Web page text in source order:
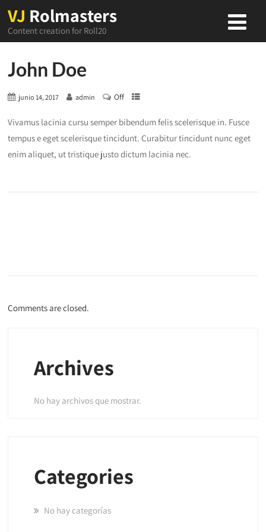
VJ Rolmasters
Content creation for Roll20
John Doe
junio 14, 2017 admin Off
Vivamus lacinia cursu semper bibendum felis scelerisque in. Fusce
tempus e eget scelerisque tincidunt. Curabitur tincidunt nunc eget
enim aliquet, ut tristique justo dictum lacinia nec.
Comments are closed.
Archives
No hay archivos que mostrar.
Categories
No hay categorías